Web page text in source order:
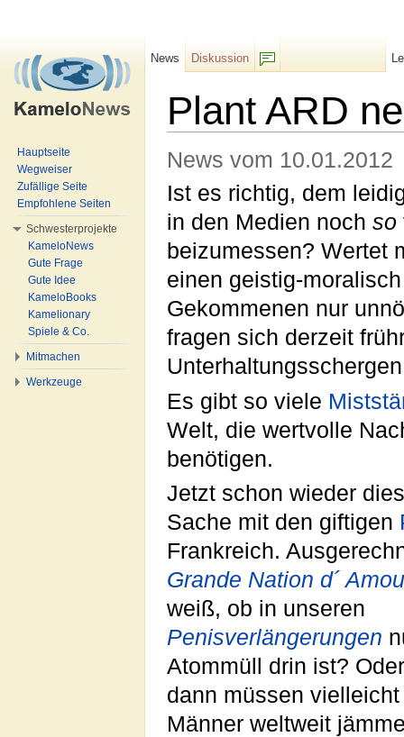
Plant ARD
News vom 10.01.2012
Ist es richtig, dem
in den Medien noch so
beizumessen? Wertet
einen geistig-
Gekommenen nur
fragen sich derzeit
Es gibt so viele
Welt, die wertvolle
benötigen.
Jetzt schon wieder
Sache mit den giftigen
Frankreich.
Grande Nation d´
weiß, ob in unseren
Penisverlängerungen
Atommüll drin ist?
dann müssen
Männer weltweit
News
Diskussion
Hauptseite
Wegweiser
Zufällige Seite
Empfohlene Seiten
Schwesterprojekte
KameloNews
Gute Frage
Gute Idee
KameloBooks
Kamelionary
Spiele & Co.
Mitmachen
Werkzeuge